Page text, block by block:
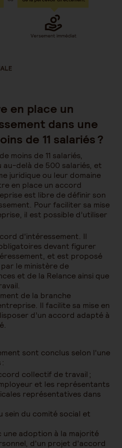
en place un
dans une
de 11 salariés ?
moins de 11 salariés,
au-delà de 500 salariés, et
juridique ou leur domaine
en place un accord
est libre de définir son
Pour faciliter sa mise
il est possible d’utiliser
d'intéressement. Il
devant figurer
et est proposé
le ministère de
et de la Relance ainsi que
de la branche
Il facilite sa mise en
d’un accord adapté à
sont conclus selon l'une
collectif de travail ;
et les représentants
représentatives dans
sein du comité social et
adoption à la majorité
d'un projet d'accord